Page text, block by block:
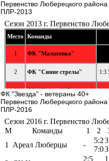
Первенство Люберецкого района
ПЛР-2013
ФК "Звезда" - ветераны 40+
Первенство Люберецкого района
ПЛР-2016